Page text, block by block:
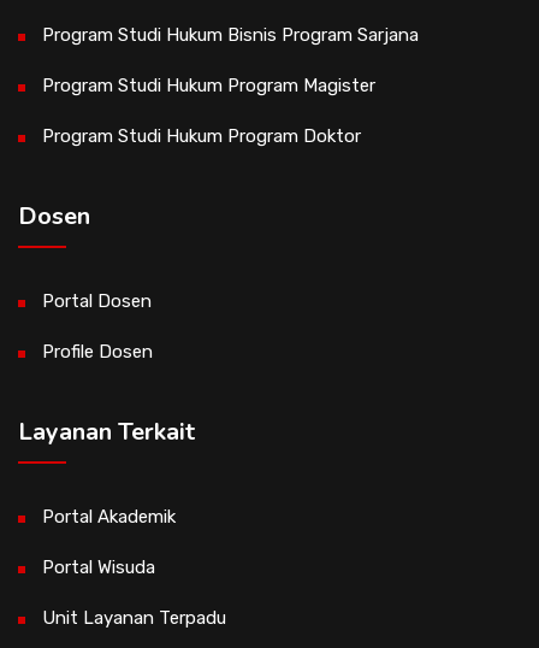
Program Studi Hukum Bisnis Program Sarjana
Program Studi Hukum Program Magister
Program Studi Hukum Program Doktor
Dosen
Portal Dosen
Profile Dosen
Layanan Terkait
Portal Akademik
Portal Wisuda
Unit Layanan Terpadu